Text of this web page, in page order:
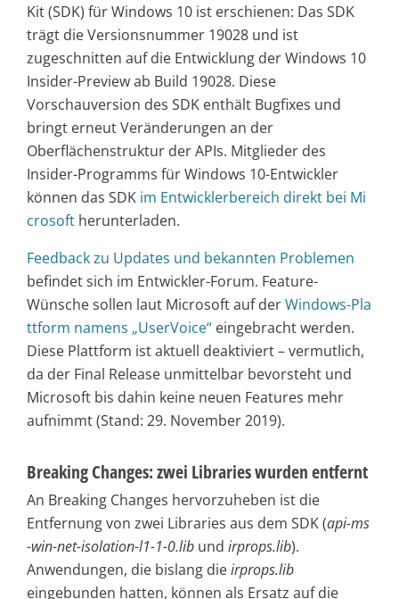
Kit (SDK) für Windows 10 ist erschienen: Das SDK
trägt die Versionsnummer 19028 und ist
zugeschnitten auf die Entwicklung der Windows 10
Insider-Preview ab Build 19028. Diese
Vorschauversion des SDK enthält Bugfixes und
bringt erneut Veränderungen an der
Oberflächenstruktur der APIs. Mitglieder des
Insider-Programms für Windows 10-Entwickler
können das SDK im Entwicklerbereich direkt bei Mi
crosoft herunterladen.
Feedback zu Updates und bekannten Problemen
befindet sich im Entwickler-Forum. Feature-
Wünsche sollen laut Microsoft auf derWindows-Pla
ttform namens „UserVoice“ eingebracht werden.
Diese Plattform ist aktuell deaktiviert – vermutlich,
da der Final Release unmittelbar bevorsteht und
Microsoft bis dahin keine neuen Features mehr
aufnimmt (Stand: 29. November 2019).
Breaking Changes: zwei Libraries wurden entfernt
An Breaking Changes hervorzuheben ist die
Entfernung von zwei Libraries aus dem SDK (api-ms
-win-net-isolation-l1-1-0.lib und irprops.lib).
Anwendungen, die bislang dieirprops.lib
eingebunden hatten, können als Ersatz auf die